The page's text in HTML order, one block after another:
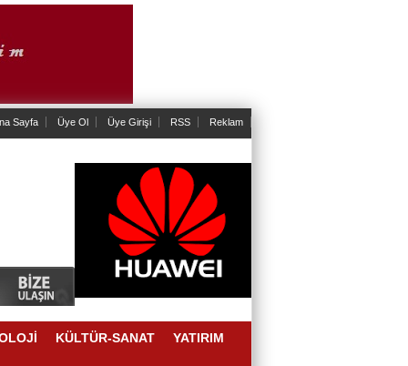
Sayfa Üye Ol Üye Girişi RSS Reklam
KÜLTÜR-SANAT YATIRIM